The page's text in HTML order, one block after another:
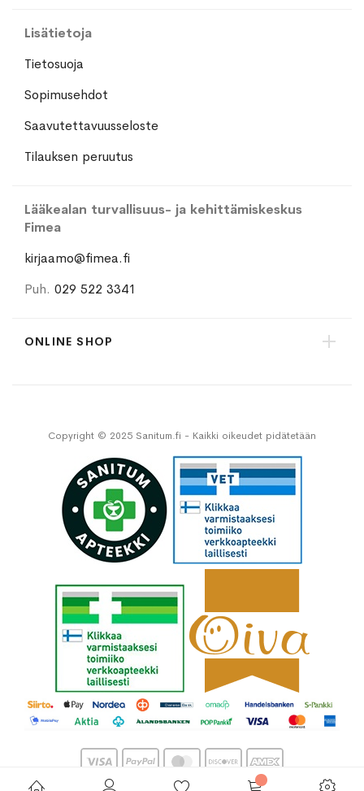
Lisätietoja
Tietosuoja
Sopimusehdot
Saavutettavuusseloste
Tilauksen peruutus
Lääkealan turvallisuus- ja kehittämiskeskus
Fimea
kirjaamo@fimea.fi
Puh. 029 522 3341
ONLINE SHOP
Copyright © 2025 Sanitum.fi - Kaikki oikeudet pidätetään